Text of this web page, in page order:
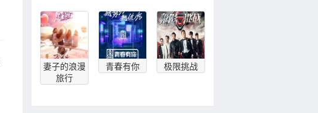
妻子的浪漫
旅行
青春有你 极限挑战